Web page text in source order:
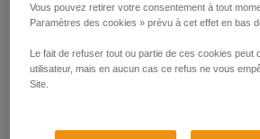
Vous pouvez retirer votre consentement à tout
Paramètres des cookies » prévu à cet effet en bas
Le fait de refuser tout ou partie de ces cookies peut
utilisateur, mais en aucun cas ce refus ne vous
Site.